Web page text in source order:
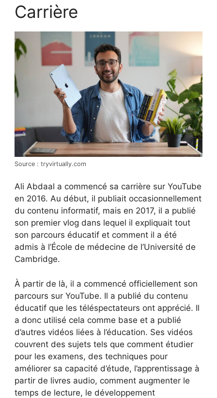
Carrière
Source : tryvirtually.com
Ali Abdaal a commencé sa carrière sur YouTube
en 2016. Au début, il publiait occasionnellement
du contenu informatif, mais en 2017, il a publié
son premier vlog dans lequel il expliquait tout
son parcours éducatif et comment il a été
admis à l’École de médecine de l’Université de
Cambridge.
À partir de là, il a commencé officiellement son
parcours sur YouTube. Il a publié du contenu
éducatif que les téléspectateurs ont apprécié. Il
a donc utilisé cela comme base et a publié
d’autres vidéos liées à l’éducation. Ses vidéos
couvrent des sujets tels que comment étudier
pour les examens, des techniques pour
améliorer sa capacité d’étude, l’apprentissage à
partir de livres audio, comment augmenter le
temps de lecture, le développement